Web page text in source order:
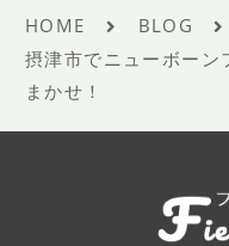
HOME BLOG
摂津市でニューボーン
まかせ！